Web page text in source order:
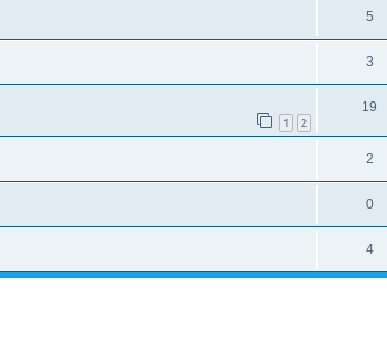
5
3
1 2
19
2
0
4